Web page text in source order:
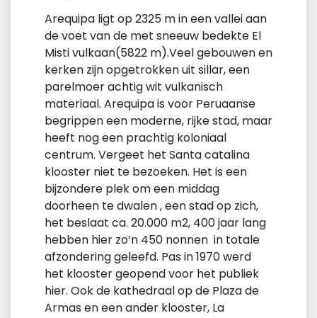
Arequipa ligt op 2325 m in een vallei aan
de voet van de met sneeuw bedekte El
Misti vulkaan(5822 m).Veel gebouwen en
kerken zijn opgetrokken uit sillar, een
parelmoer achtig wit vulkanisch
materiaal. Arequipa is voor Peruaanse
begrippen een moderne, rijke stad, maar
heeft nog een prachtig koloniaal
centrum. Vergeet het Santa catalina
klooster niet te bezoeken. Het is een
bijzondere plek om een middag
doorheen te dwalen , een stad op zich,
het beslaat ca. 20.000 m2, 400 jaar lang
hebben hier zo’n 450 nonnen in totale
afzondering geleefd. Pas in 1970 werd
het klooster geopend voor het publiek
hier. Ook de kathedraal op de Plaza de
Armas en een ander klooster, La